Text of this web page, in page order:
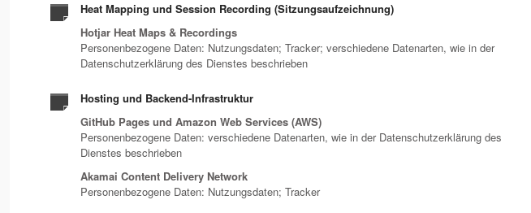
Heat Mapping und Session Recording (Sitzungsaufzeichnung)
Hotjar Heat Maps & Recordings
Personenbezogene Daten: Nutzungsdaten; Tracker; verschiedene Datenarten, wie in der
Datenschutzerklärung des Dienstes beschrieben
Hosting und Backend-Infrastruktur
GitHub Pages und Amazon Web Services (AWS)
Personenbezogene Daten: verschiedene Datenarten, wie in der Datenschutzerklärung des
Dienstes beschrieben
Akamai Content Delivery Network
Personenbezogene Daten: Nutzungsdaten; Tracker